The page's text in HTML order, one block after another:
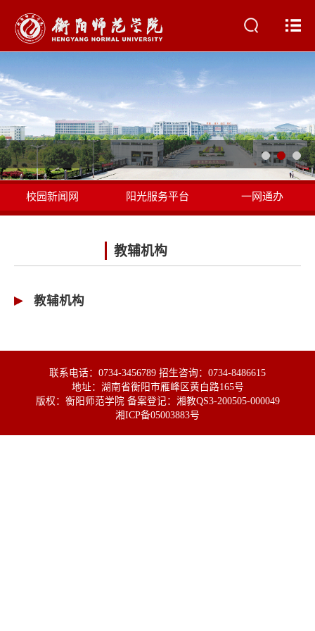
校园新闻网 阳光服务平台 一网通办
教辅机构
教辅机构
联系电话：0734-3456789 招生咨询：0734-8486615
地址：湖南省衡阳市雁峰区黄白路165号
版权：衡阳师范学院 备案登记：湘教QS3-200505-000049
湘ICP备05003883号